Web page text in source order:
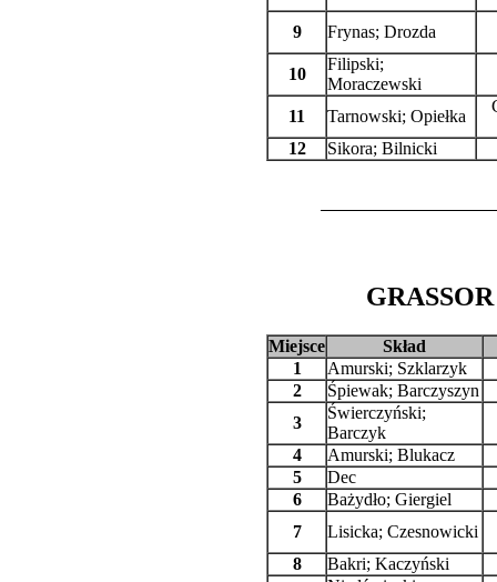
9 Frynas; Drozda
10
Filipski;
Moraczewski
11
Tarnowski; Opiełka
12 Sikora; Bilnicki
Miejsce
Skład
1
Amurski; Szklarzyk
2
Śpiewak; Barczyszyn
3
Świerczyński;
Barczyk
4
Amurski; Blukacz
5
Dec
6
Bażydło; Giergiel
7
Lisicka; Czesnowicki
8
Bakri; Kaczyński